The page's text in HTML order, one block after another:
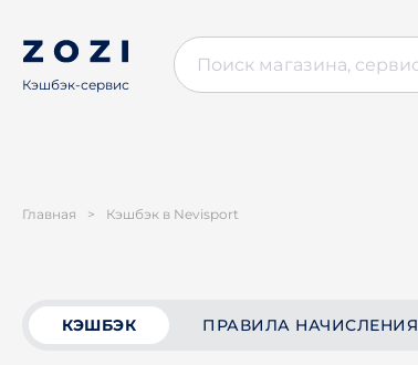
Кэшбэк-сервис
Главная > Кэшбэк в Nevisport
КЭШБЭК ПРАВИЛА НАЧИСЛЕНИЯ